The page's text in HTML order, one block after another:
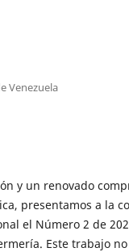
Venezuela
y un renovado
presentamos a la
el Número 2 de
Este trabajo